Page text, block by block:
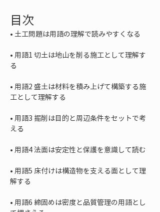
目次
•
• 用語1 切土は地山を削る施工として理解す
• 用語2 盛土は材料を積み上げて構築する施
• 用語3 掘削は目的と周辺条件をセットで考
•
• 用語5 床付けは構造物を支える面として理
• 用語6 締固めは密度と品質管理の用語とし